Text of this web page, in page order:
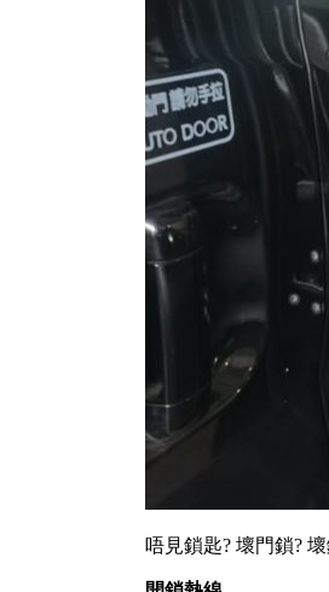
唔見鎖匙? 壞門鎖?